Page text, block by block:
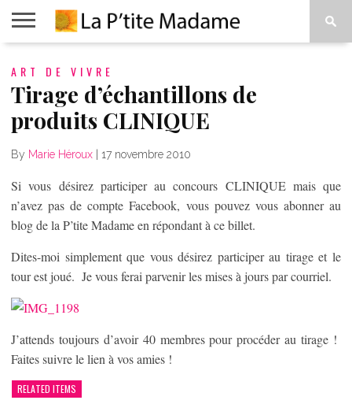
BEAUTÉ
MODE
ART
VIVRE
À
ART DE VIVRE
Tirage d’échantillons de
produits CLINIQUE
By Marie Héroux 17 novembre 2010
Si vous désirez participer au concours CLINIQUE mais que
n’avez pas de compte Facebook, vous pouvez vous abonner au
blog de la P’tite Madame en répondant à ce billet.
Dites-moi simplement que vous désirez participer au tirage et le
tour est joué. Je vous ferai parvenir les mises à jours par courriel.
J’attends toujours d’avoir 40 membres pour procéder au tirage !
Faites suivre le lien à vos amies !
RELATED ITEMS